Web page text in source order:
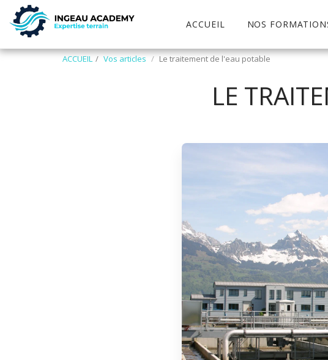
ACCUEIL NOS
ACCUEIL Vos articles Le traitement de l'eau potable
LE